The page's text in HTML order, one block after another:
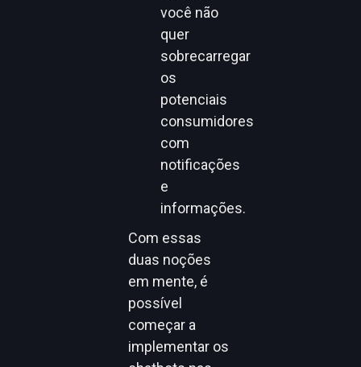
você não
quer
sobrecarregar
os
potenciais
consumidores
com
notificações
e
informações.
Com essas
duas noções
em mente, é
possível
começar a
implementar os